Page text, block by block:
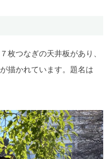
枚つなぎの天井板があり、
描かれています。題名は